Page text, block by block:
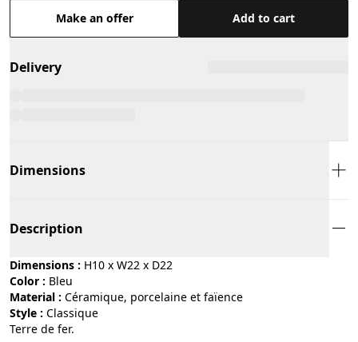
Make an offer Add to cart
Delivery
Dimensions
Description
Dimensions : H10 x W22 x D22
Color :
bleu
Material :
céramique, porcelaine et faïence
Style :
classique
Terre de fer.